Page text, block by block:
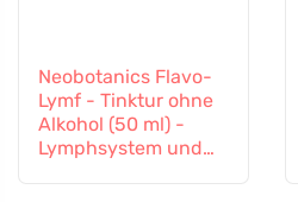
Neobotanics Flavo-
Lymf - Tinktur ohne
Alkohol (50 ml) -
Lymphsystem und